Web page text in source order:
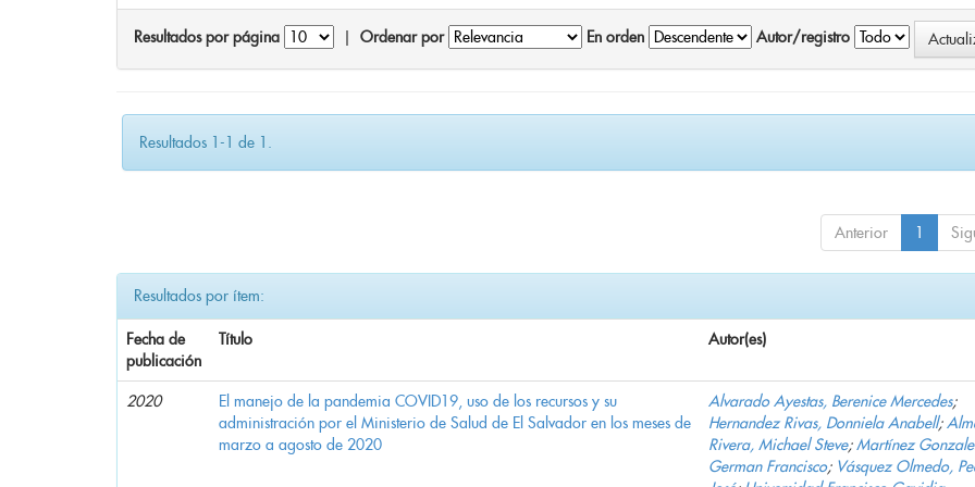
Resultados por página Ordenar por En orden Autor/registro
Resultados 1-1 de 1.
Anterior 1
Resultados por ítem:
Fecha de
publicación
Título Autor(es)
2020
El manejo de la pandemia COVID19, uso de los recursos y su
administración por el Ministerio de Salud de El Salvador en los meses de
marzo a agosto de 2020
Alvarado Ayestas, Berenice Mercedes;
Hernandez Rivas, Donniela Anabell;
Rivera, Michael Steve;Martínez
German Francisco; Vásquez Olmedo,